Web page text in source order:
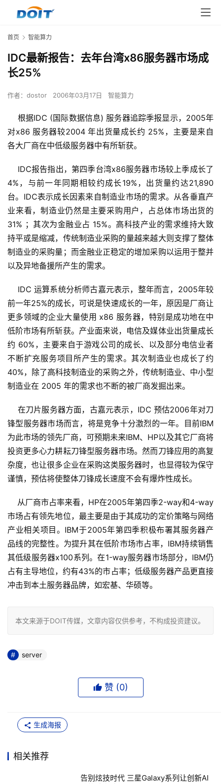
首页 智能算力
IDC最新报告：去年台湾x86服务器市场成
长25%
作者： dostor 2006年03月17日 智能算力
根据IDC (国际数据信息) 服务器追踪季报显示，2005年
对x86 服务器较2004 年出货量成长约 25%，主要是来自
各大厂商在中低级服务器中有所斩获。
IDC报告指出，第四季台湾x86服务器市场较上季成长了
4%，与前一年同期相较约成长19%，出货量约达21,890
台。IDC表示成长因素来自制造业市场的需求。从各垂直产
业来看，制造业仍然是主要采购用户，占总体市场出货的
31% ；其次为金融业占 15%。高科技产业的需求维持大致
持平或是缩减，传统制造业采购的量越来越大则支撑了整体
制造业的采购量；而金融业正稳定的增加采购以运用于整并
以及异地备援所产生的需求。
IDC 运算系统分析师古嘉元表示，整年而言，2005年较
前一年25%的成长，可说是快速成长的一年，原因是厂商让
更多领域的企业大量使用 x86 服务器，特别是成功地在中
低阶市场有所斩获。产业面来说，电信及媒体业出货量成长
约 60%，主要来自于游戏公司的成长、以及部分电信业者
不断扩充服务项目所产生的需求。其次制造业也成长了约
40%，除了高科技制造业的采购之外，传统制造业、中小型
制造业在 2005 年的需求也不断的被厂商发掘出来。
在刀片服务器方面，古嘉元表示，IDC 预估2006年对刀
锋型服务器市场而言，将是竞争十分激烈的一年。目前IBM
为此市场的领先厂商，可预期未来IBM、HP以及其它厂商将
投资更多心力耕耘刀锋型服务器市场。然而刀锋应用的高复
杂度，也让很多企业在采购这类服务器时，也显得较为保守
谨慎，预估将使整体刀锋成长速度不会有爆炸性成长。
从厂商市占率来看，HP在2005年第四季2-way和4-way
市场占有领先地位，最主要是由于其成功的定价策略与网络
产业相关项目。IBM于2005年第四季积极布署其服务器产
品线的完整性。为提升其在低阶市场市占率，IBM持续销售
其低级服务器x100系列。在1-way服务器市场部分，IBM仍
占有主导地位，约有43%的市占率；低级服务器产品更直接
冲击到本土服务器品牌，如宏基、华硕等。
本文来源于DOIT传媒，文章内容仅供参考，不构成投资建议。
server
赞 (0)
生成海报
相关推荐
告别炫技时代 三星Galaxy系列让创新AI